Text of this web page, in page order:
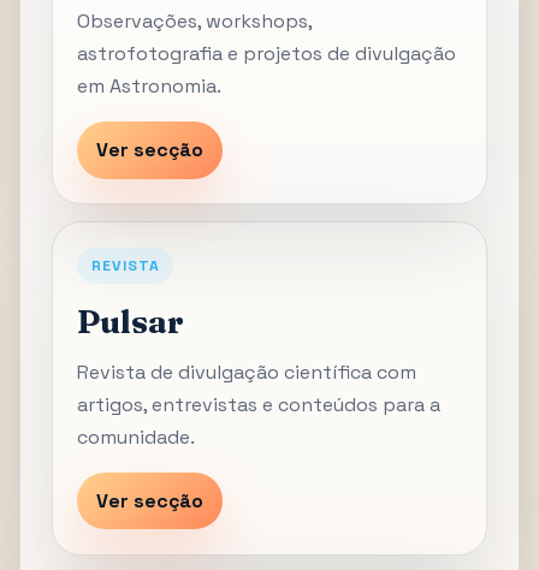
Observações, workshops,
astrofotografia e projetos de divulgação
em Astronomia.
Ver secção
REVISTA
Pulsar
Revista de divulgação científica com
artigos, entrevistas e conteúdos para a
comunidade.
Ver secção